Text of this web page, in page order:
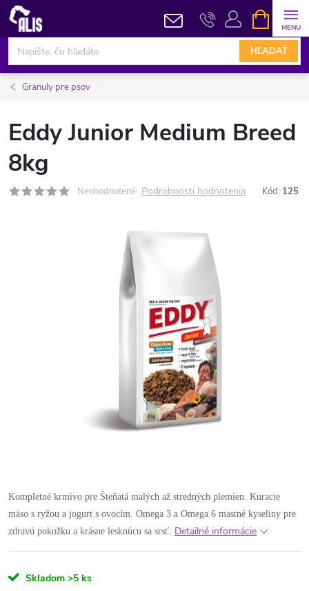
Prejsť
obsah
HĽADAŤ
KOŠÍK
Granuly pre psov
Eddy Junior Medium Breed
8kg
Neohodnotené Podrobnosti hodnotenia Kód: 125
Kompletné krmivo pre Šteňatá malých až stredných plemien. Kuracie
mäso s ryžou a jogurt s ovocím. Omega 3 a Omega 6 mastné kyseliny pre
zdravú pokožku a krásne lesknúcu sa srsť. Detailné informácie
Skladom >5 ks